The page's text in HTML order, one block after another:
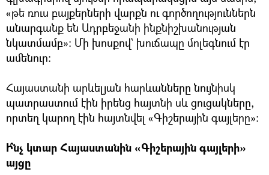
«թե ռուս բայքերների վարքն ու գործողություններն
անարգանք են Ադրբեջանի ինքնիշխանության
նկատմամբ»։ Մի խոսքով` խուճապը մոլեգնում էր
ամենուր։
Հայաստանի արևելյան հարևանները նույնիսկ
պատրաստում էին իրենց հայտնի սև ցուցակները,
որտեղ կարող էին հայտնվել «Գիշերային գայլերը»։
Ի՞նչ կտար Հայաստանին «Գիշերային գայլերի»
այցը